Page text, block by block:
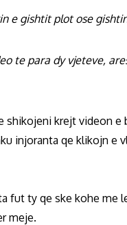
e gishtit plot ose
te para dy vjeteve,
shikojeni krejt videon
injoranta qe klikojn
fut ty qe ske kohe me
meje.